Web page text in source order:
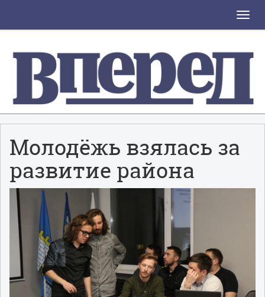
Toggle
Молодёжь взялась за
развитие района